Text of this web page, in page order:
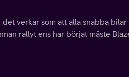
verkar som att alla snabba bilar
rallyt ens har börjat måste